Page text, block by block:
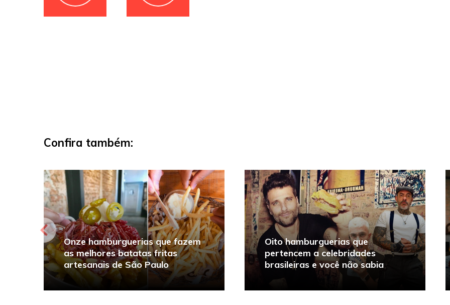
Confira também:
Onze hamburguerias que fazem
as melhores batatas fritas
artesanais de São Paulo
Oito hamburguerias que
pertencem a celebridades
brasileiras e você não sabia